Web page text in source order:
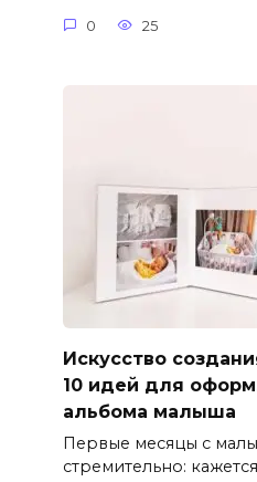
0 25
Искусство
10 идей для
альбома малыша
Первые месяцы с
стремительно: кажется